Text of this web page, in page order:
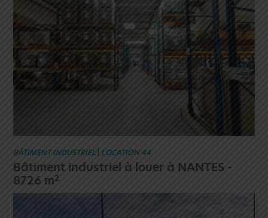
BÂTIMENT INDUSTRIEL LOCATION 44
Bâtiment industriel à louer à NANTES -
8726 m2